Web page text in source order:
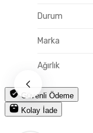
Durum
Marka
Ağırlık
Güvenli Ödeme
Kolay İade